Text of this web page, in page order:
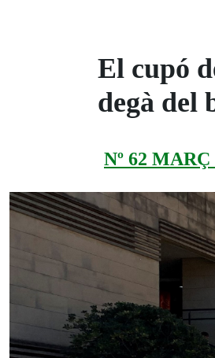
El cupó
degà del
Nº 62 MARÇ